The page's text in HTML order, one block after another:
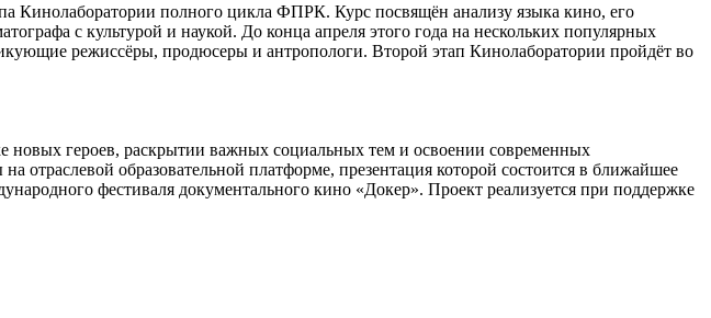
Кинолаборатории полного цикла ФПРК. Курс посвящён анализу языка кино, его
с культурой и наукой. До конца апреля этого года на нескольких популярных
режиссёры, продюсеры и антропологи. Второй этап Кинолаборатории пройдёт во
героев, раскрытии важных социальных тем и освоении современных
отраслевой образовательной платформе, презентация которой состоится в ближайшее
фестиваля документального кино «Докер». Проект реализуется при поддержке